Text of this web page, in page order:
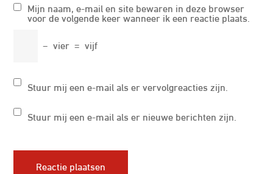
Mijn naam, e-mail en site bewaren in deze browser
voor de volgende keer wanneer ik een reactie plaats.
− vier = vijf
Stuur mij een e-mail als er vervolgreacties zijn.
Stuur mij een e-mail als er nieuwe berichten zijn.